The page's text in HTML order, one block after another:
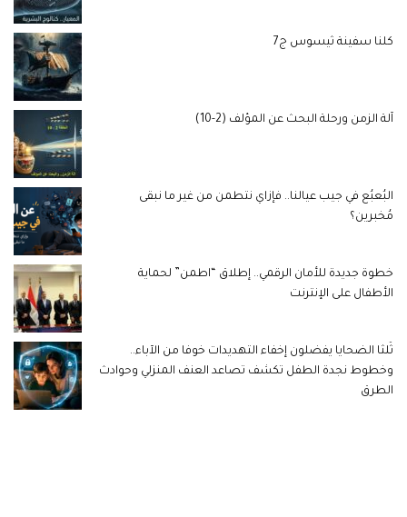
كلنا سفينة ثيسوس ج7
آلة الزمن ورحلة البحث عن المؤلف (2-10)
البُعبُع في جيب عيالنا.. فإزاي نتطمن من غير ما نبقى
مُخبرين؟
خطوة جديدة للأمان الرقمي.. إطلاق “اطمن” لحماية
الأطفال على الإنترنت
ثُلثا الضحايا يفضلون إخفاء التهديدات خوفا من الآباء..
وخطوط نجدة الطفل تكشف تصاعد العنف المنزلي وحوادث
الطرق